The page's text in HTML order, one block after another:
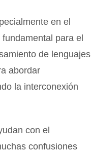
en el
para el
de lenguajes
abordar
la interconexión
con el
confusiones